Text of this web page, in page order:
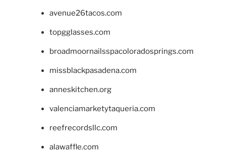
avenue26tacos.com
topgglasses.com
broadmoornailsspacoloradosprings.com
missblackpasadena.com
anneskitchen.org
valenciamarketytaqueria.com
reefrecordsllc.com
alawaffle.com